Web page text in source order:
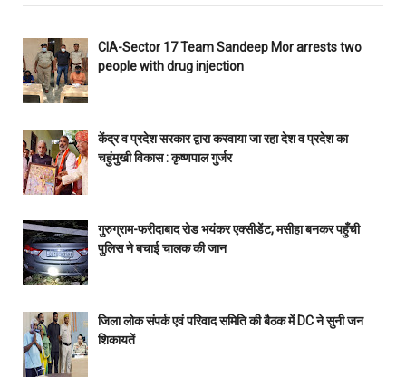
CIA-Sector 17 Team Sandeep Mor arrests two
people with drug injection
केंद्र व प्रदेश सरकार द्वारा करवाया जा रहा देश व प्रदेश का
चहुंमुखी विकास : कृष्णपाल गुर्जर
गुरुग्राम-फरीदाबाद रोड भयंकर एक्सीडेंट, मसीहा बनकर पहुँची
पुलिस ने बचाई चालक की जान
जिला लोक संपर्क एवं परिवाद समिति की बैठक में DC ने सुनी जन
शिकायतें